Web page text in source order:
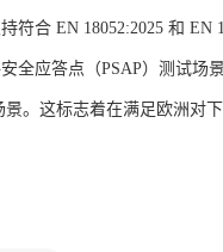
符合 EN 18052:2025 和 EN
全应答点（PSAP）测试场
。这标志着在满足欧洲对